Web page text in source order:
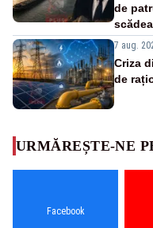
de
scădea
7 aug.
Criza
de
URMĂREȘTE-NE
Facebook